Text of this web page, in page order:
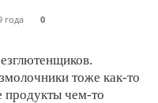
года 0
тоже как-то
продукты чем-то